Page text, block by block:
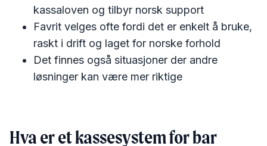
kassaloven og tilbyr norsk support
Favrit velges ofte fordi det er enkelt å bruke,
raskt i drift og laget for norske forhold
Det finnes også situasjoner der andre
løsninger kan være mer riktige
Hva er et kassesystem for bar